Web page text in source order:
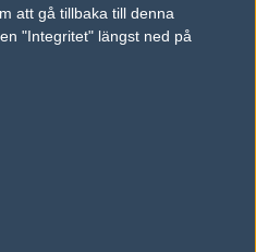
att gå tillbaka till denna
"Integritet" längst ned på